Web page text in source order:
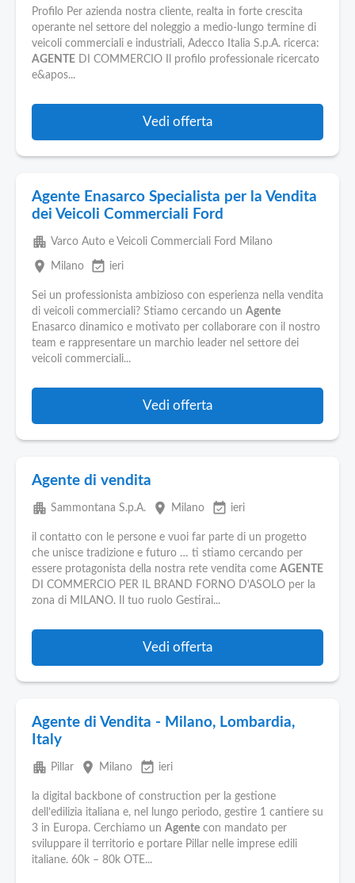
Profilo Per azienda nostra cliente, realta in forte crescita
operante nel settore del noleggio a medio-lungo termine di
veicoli commerciali e industriali, Adecco Italia S.p.A. ricerca:
AGENTE DI COMMERCIO Il profilo professionale ricercato
e&apos...
Vedi offerta
Agente Enasarco Specialista per la Vendita
dei Veicoli Commerciali Ford
apartment Varco Auto e Veicoli Commerciali Ford Milano
place Milano event_available ieri
Sei un professionista ambizioso con esperienza nella vendita
di veicoli commerciali? Stiamo cercando un Agente
Enasarco dinamico e motivato per collaborare con il nostro
team e rappresentare un marchio leader nel settore dei
veicoli commerciali...
Vedi offerta
Agente di vendita
apartment Sammontana S.p.A. place Milano event_available ieri
il contatto con le persone e vuoi far parte di un progetto
che unisce tradizione e futuro … ti stiamo cercando per
essere protagonista della nostra rete vendita come AGENTE
DI COMMERCIO PER IL BRAND FORNO D'ASOLO per la
zona di MILANO. Il tuo ruolo Gestirai...
Vedi offerta
Agente di Vendita - Milano, Lombardia,
Italy
apartment Pillar place Milano event_available ieri
la digital backbone of construction per la gestione
dell’edilizia italiana e, nel lungo periodo, gestire 1 cantiere su
3 in Europa. Cerchiamo un Agente con mandato per
sviluppare il territorio e portare Pillar nelle imprese edili
italiane. 60k – 80k OTE...